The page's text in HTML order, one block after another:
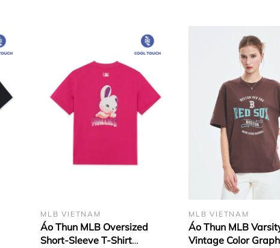
MLB VIETNAM
Áo Thun MLB Oversized
Short-Sleeve T-Shirt
MLB VIETNAM
Áo Thun MLB
Vintage Color